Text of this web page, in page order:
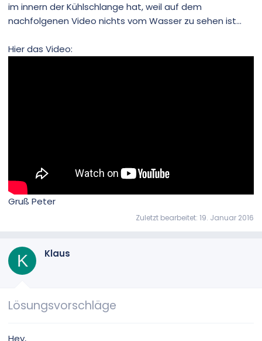
im innern der Kühlschlange hat, weil auf dem
nachfolgenen Video nichts vom Wasser zu sehen ist...
Hier das Video:
Gruß Peter
Zuletzt bearbeitet: 19. Januar 2016
K Klaus
Lösungsvorschläge
Hey,